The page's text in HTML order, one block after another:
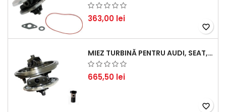
363,00 lei
favorite_border
MIEZ TURBINĂ PENTRU AUDI, SEAT, SKODA ȘI VOLKSWAGEN - MOTORIZĂRI 2.0 TDI 103KW 140CP
665,50 lei
favorite_border